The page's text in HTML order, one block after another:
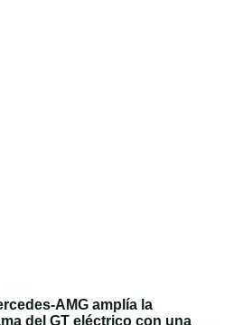
AMG amplía la
del GT eléctrico con una